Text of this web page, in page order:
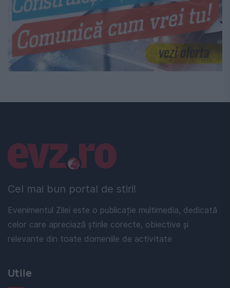
Cel mai bun portal de stiri!
Evenimentul Zilei este o publicație multimedia, dedicată
celor care apreciază știrile corecte, obiective și
relevante din toate domeniile de activitate
Linkuri utile
Utile